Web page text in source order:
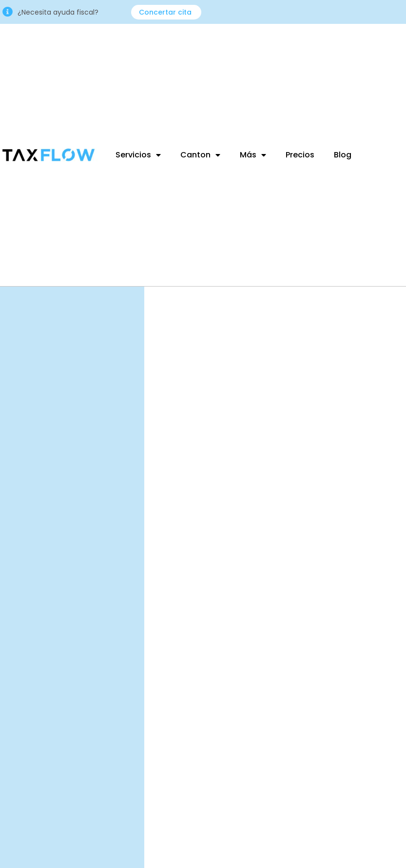
¿Necesita ayuda fiscal? Concertar cita
Servicios Canton Más Precios Blog